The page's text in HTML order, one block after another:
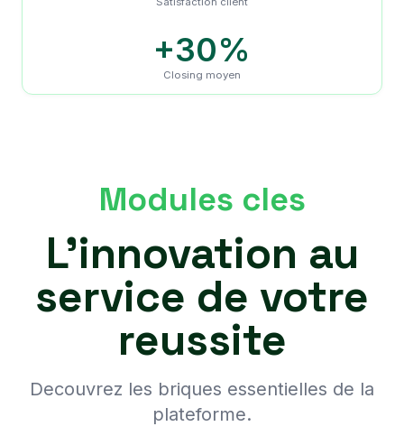
+30%
Closing moyen
Modules cles
L'innovation au
service de votre
reussite
Decouvrez les briques essentielles de la
plateforme.